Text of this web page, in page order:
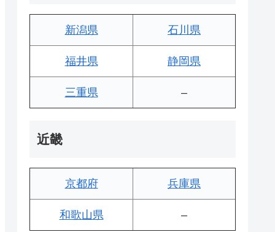
新潟県 石川県
福井県 静岡県
三重県 –
近畿
京都府 兵庫県
和歌山県 –